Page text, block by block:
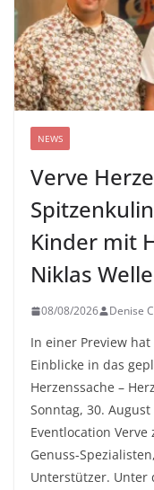
NEWS
Verve
Kinder mit
Niklas
08/08/2026 Denise
In einer Preview
Einblicke in das
Herzenssache –
Sonntag, 30.
Eventlocation
Genuss-
Unterstützer. Unter